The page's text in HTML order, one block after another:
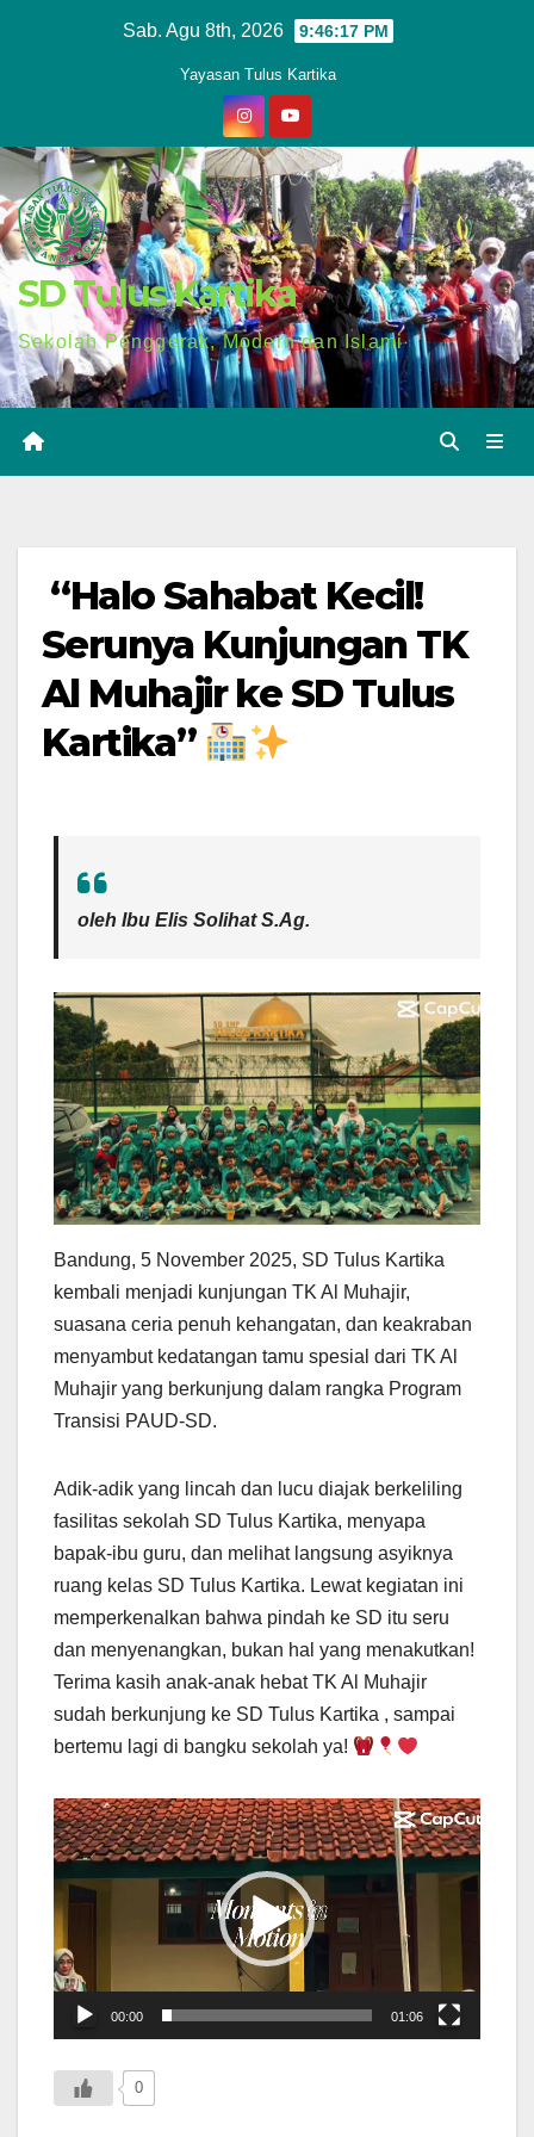
Sab. Agu 8th, 2026 9:46:18 PM
Yayasan Tulus Kartika
SD Tulus Kartika
Sekolah Penggerak, Modern dan Islami
“Halo Sahabat Kecil!
Serunya Kunjungan TK
Al Muhajir ke SD Tulus
Kartika”
oleh Ibu Elis Solihat S.Ag.
Bandung, 5 November 2025, SD Tulus Kartika
kembali menjadi kunjungan TK Al Muhajir,
suasana ceria penuh kehangatan, dan keakraban
menyambut kedatangan tamu spesial dari TK Al
Muhajir yang berkunjung dalam rangka Program
Transisi PAUD-SD.
Adik-adik yang lincah dan lucu diajak berkeliling
fasilitas sekolah SD Tulus Kartika, menyapa
bapak-ibu guru, dan melihat langsung asyiknya
ruang kelas SD Tulus Kartika. Lewat kegiatan ini
memperkenalkan bahwa pindah ke SD itu seru
dan menyenangkan, bukan hal yang menakutkan!
Terima kasih anak-anak hebat TK Al Muhajir
sudah berkunjung ke SD Tulus Kartika , sampai
bertemu lagi di bangku sekolah ya!
Pemutar
Video
00:00 01:06
0